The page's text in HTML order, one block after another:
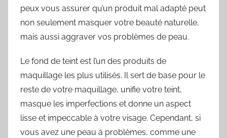
peux vous assurer qu’un produit mal adapté peut
non seulement masquer votre beauté naturelle,
mais aussi aggraver vos problèmes de peau.
Le fond de teint est l’un des produits de
maquillage les plus utilisés. Il sert de base pour le
reste de votre maquillage, unifie votre teint,
masque les imperfections et donne un aspect
lisse et impeccable à votre visage. Cependant, si
vous avez une peau à problèmes, comme une